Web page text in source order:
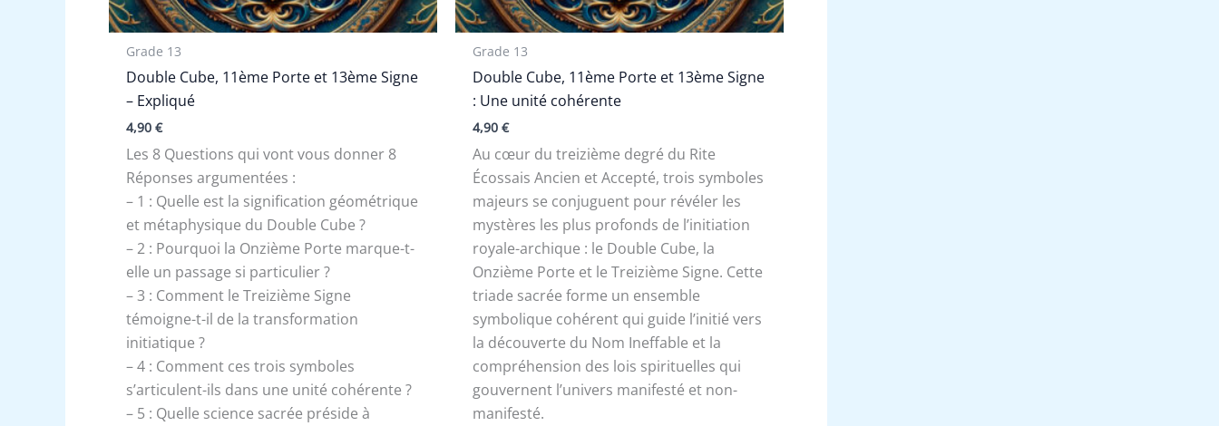
Grade 13
Double Cube, 11ème Porte et 13ème Signe
– Expliqué
4,90€
Les 8 Questions qui vont vous donner 8
Réponses argumentées :
– 1 : Quelle est la signification géométrique
et métaphysique du Double Cube ?
– 2 : Pourquoi la Onzième Porte marque-t-
elle un passage si particulier ?
– 3 : Comment le Treizième Signe
témoigne-t-il de la transformation
initiatique ?
– 4 : Comment ces trois symboles
s’articulent-ils dans une unité cohérente ?
– 5 : Quelle science sacrée préside à
Grade 13
Double Cube, 11ème Porte et 13ème Signe
: Une unité cohérente
4,90€
Au cœur du treizième degré du Rite
Écossais Ancien et Accepté, trois symboles
majeurs se conjuguent pour révéler les
mystères les plus profonds de l’initiation
royale-archique : le Double Cube, la
Onzième Porte et le Treizième Signe. Cette
triade sacrée forme un ensemble
symbolique cohérent qui guide l’initié vers
la découverte du Nom Ineffable et la
compréhension des lois spirituelles qui
gouvernent l’univers manifesté et non-
manifesté.